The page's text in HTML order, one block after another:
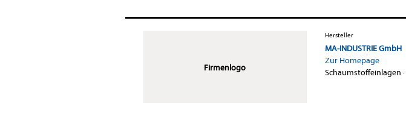
Firmenlogo
Hersteller
MA-INDUSTRIE GmbH
Zur Homepage
Schaumstoffeinlagen ·